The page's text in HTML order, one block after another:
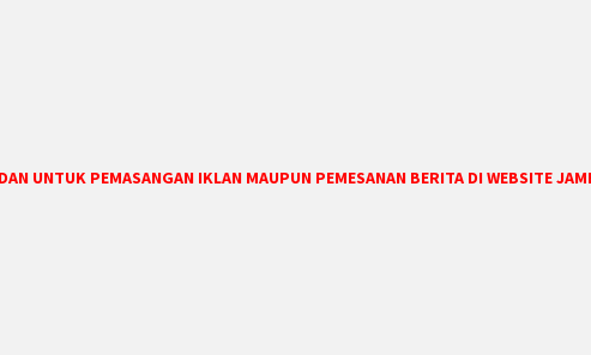
UNTUK PEMASANGAN IKLAN MAUPUN PEMESANAN BERITA DI WEBSITE